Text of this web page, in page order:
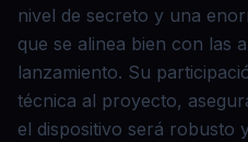
nivel de secreto y una
que se alinea bien con las
lanzamiento. Su
técnica al proyecto,
el dispositivo será robusto